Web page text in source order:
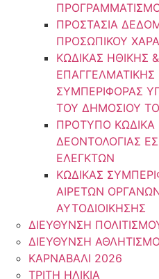
ΠΡΟΣΤΑΣΙΑ
ΠΡΟΣΩΠΙΚΟΥ
ΚΩΔΙΚΑΣ ΗΘΙΚΗΣ &
ΕΠΑΓΓΕΛΜΑΤΙΚΗΣ
ΣΥΜΠΕΡΙΦΟΡΑΣ
ΤΟΥ ΔΗΜΟΣΙΟΥ
ΠΡΟΤΥΠΟ ΚΩΔΙΚΑ
ΔΕΟΝΤΟΛΟΓΙΑΣ
ΕΛΕΓΚΤΩΝ
ΚΩΔΙΚΑΣ
ΑΙΡΕΤΩΝ
ΑΥΤΟΔΙΟΙΚΗΣΗΣ
ΔΙΕΥΘΥΝΣΗ
ΔΙΕΥΘΥΝΣΗ
ΚΑΡΝΑΒΑΛΙ 2026
ΤΡΙΤΗ ΗΛΙΚΙΑ